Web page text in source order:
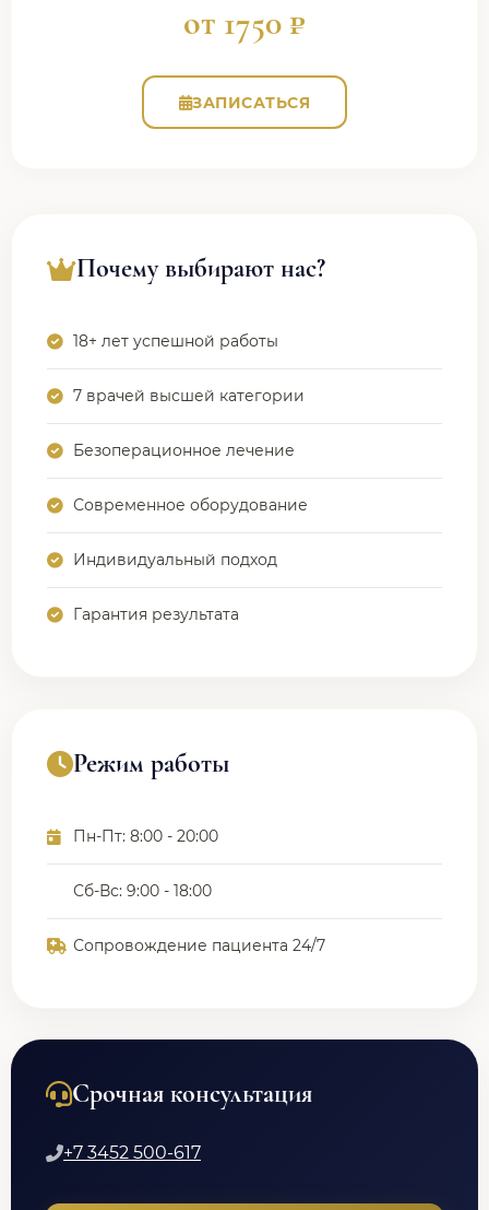
от 1750 ₽
ЗАПИСАТЬСЯ
Почему выбирают нас?
18+ лет успешной работы
7 врачей высшей категории
Безоперационное лечение
Современное оборудование
Индивидуальный подход
Гарантия результата
Режим работы
Пн-Пт: 8:00 - 20:00
Сб-Вс: 9:00 - 18:00
Сопровождение пациента 24/7
Срочная консультация
+7 3452 500-617